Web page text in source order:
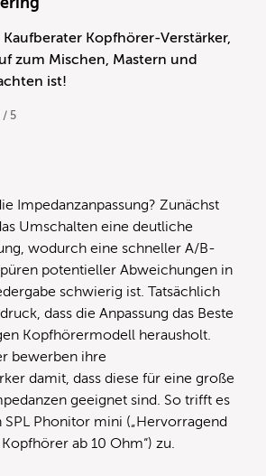
Kopfhörer-Verstärker,
zum Mischen, Mastern und
ist!
/ 5
Impedanzanpassung? Zunächst
Umschalten eine deutliche
wodurch eine schneller A/B-
potentieller Abweichungen in
schwierig ist. Tatsächlich
dass die Anpassung das Beste
Kopfhörermodell herausholt.
bewerben ihre
damit, dass diese für eine große
geeignet sind. So trifft es
Phonitor mini („Hervorragend
ab 10 Ohm“) zu.